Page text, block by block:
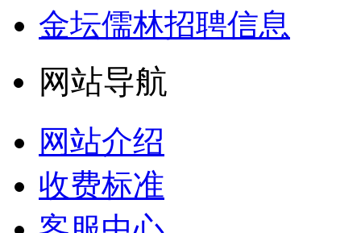
金坛儒林招聘信息
网站导航
网站介绍
收费标准